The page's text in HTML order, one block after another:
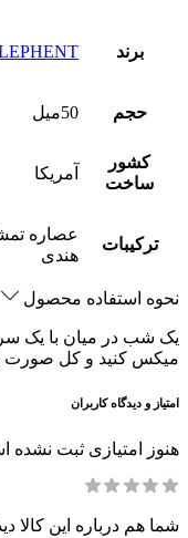
برند
حجم 50میل
کشور
ساخت
آمریکا
ترکیبات
عصاره
هندی
نحوه استفاده محصول
یک شب در میان با یک
میکس کنید و کل صورت
امتیاز و دیدگاه کاربران
هنوز امتیازی ثبت نشده
شما هم درباره این کالا